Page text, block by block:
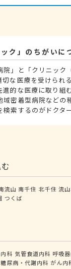
ク」のちがいに
院」と「クリニック
切な医療を受けら
進的な医療に取り
密着型病院などの
索するのがドクタ
流山 南千住 北千住 流
つくば
科 気管食道内科 呼吸
糖尿病・代謝内科 がん内